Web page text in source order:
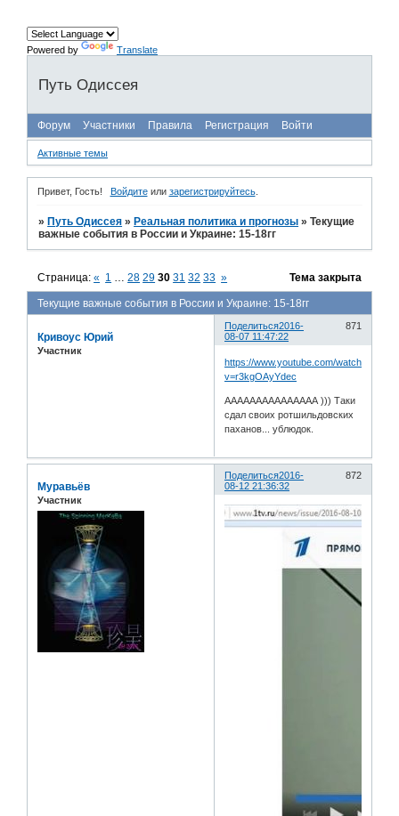
Powered by Translate
Путь Одиссея
Форум Участники Правила Регистрация Войти
Активные темы
Привет, Гость! Войдитеили зарегистрируйтесь.
» Путь Одиссея » Реальная политика и прогнозы »Текущие
важные события в России и Украине: 15-18гг
Текущие важные события в России и Украине: 15-18гг
Страница:« 1 28 29 30 31 32 33 » Тема закрыта
Поделиться 871
2016-
08-07 11:47:22
Кривоус Юрий
Участник
https://www.youtube.com/watch?
v=r3kgOAyYdec
ААААААААААААААА ))) Таки
сдал своих ротшильдовских
паханов... ублюдок.
Поделиться 872
2016-
08-12 21:36:32
Муравьёв
Участник